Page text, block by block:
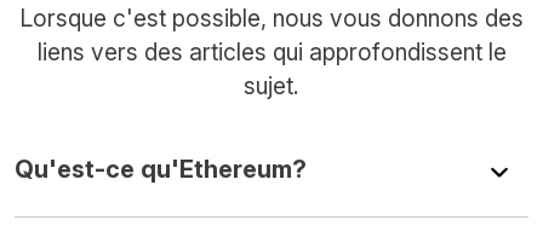
Lorsque c'est possible, nous vous donnons des
liens vers des articles qui approfondissent le
sujet.
Qu'est-ce qu'Ethereum?